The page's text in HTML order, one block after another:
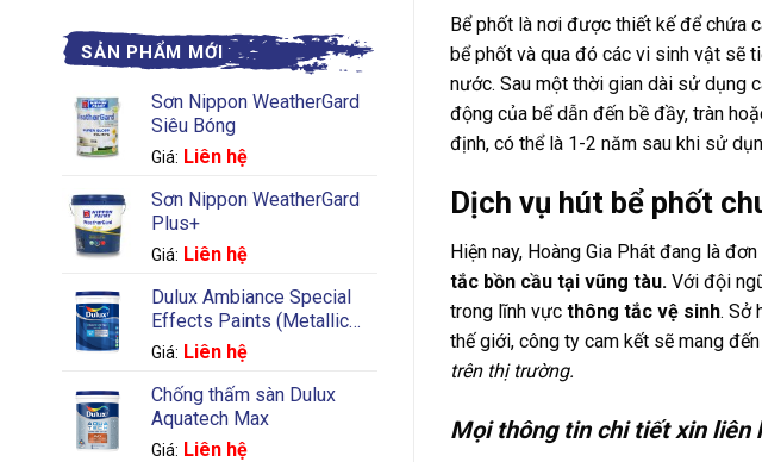
SẢN PHẨM MỚI
Sơn Nippon WeatherGard
Siêu Bóng
Giá: Liên hệ
Sơn Nippon WeatherGard
Plus+
Giá: Liên hệ
Dulux Ambiance Special
Effects Paints (Metallic
Silver)
Giá: Liên hệ
Chống thấm sàn Dulux
Aquatech Max
Giá: Liên hệ
Bể phốt là nơi được thiết kế để chứa
bể phốt và qua đó các vi sinh vật sẽ
nước. Sau một thời gian dài sử dụng
động của bể dẫn đến bề đầy, tràn
định, có thể là 1-2 năm sau khi sử
Dịch vụ hút bể phốt
Hiện nay, Hoàng Gia Phát đang là
tắc bồn cầu tại vũng tàu. Với đội
trong lĩnh vực thông tắc vệ sinh. Sở
thế giới, công ty cam kết sẽ mang
trên thị trường.
Mọi thông tin chi tiết xin liên